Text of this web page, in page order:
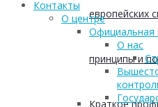
европейских
принципы и
Краткое
Контакты
О центре
Официальная
О нас